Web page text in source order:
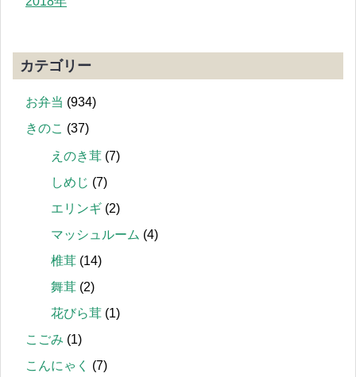
カテゴリー
お弁当 (934)
きのこ (37)
えのき茸 (7)
しめじ (7)
エリンギ (2)
マッシュルーム (4)
椎茸 (14)
舞茸 (2)
花びら茸 (1)
こごみ (1)
こんにゃく
(7)